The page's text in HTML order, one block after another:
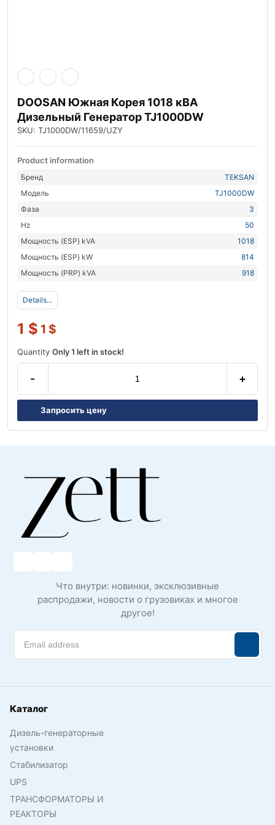
DOOSAN Южная Корея 1018 кВА
Дизельный Генератор TJ1000DW
SKU: TJ1000DW/11659/UZY
Product information
Бренд
TEKSAN
Модель
TJ1000DW
Фаза
3
Hz
50
Мощность (ESP) kVA
1018
Мощность (ESP) kW
814
Мощность (PRP) kVA
918
Details...
1 $ 1 $
Quantity Only 1 left in stock!
- +
Запросить цену
Что внутри: новинки, эксклюзивные
распродажи, новости о грузовиках и многое
другое!
Каталог
Дизель-генераторные
установки
Стабилизатор
UPS
ТРАНСФОРМАТОРЫ И
РЕАКТОРЫ